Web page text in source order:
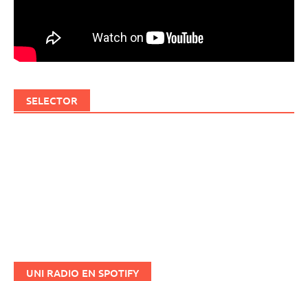
SELECTOR
UNI RADIO EN SPOTIFY